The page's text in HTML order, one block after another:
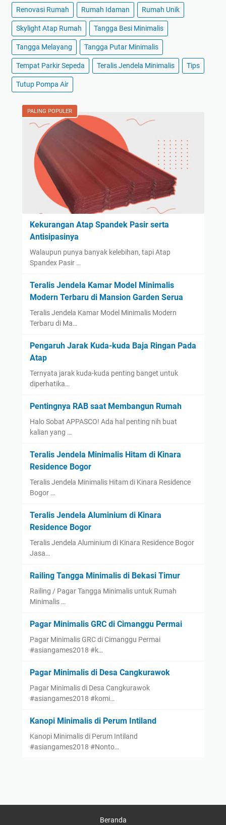
Renovasi Rumah Rumah Idaman Rumah Unik
Skylight Atap Rumah Tangga Besi Minimalis
Tangga Melayang Tangga Putar Minimalis
Tempat Parkir Sepeda Teralis Jendela Minimalis Tips
Tutup Pompa Air
PALING POPULER
Kekurangan Atap Spandek Pasir serta
Antisipasinya
Walaupun punya banyak kelebihan, tapi Atap
Spandex Pasir …
Teralis Jendela Kamar Model Minimalis
Modern Terbaru di Mansion Garden Serua
Teralis Jendela Kamar Model Minimalis Modern
Terbaru di Ma…
Pengaruh Jarak Kuda-kuda Baja Ringan Pada
Atap
Ternyata jarak kuda-kuda penting banget untuk
diperhatika…
Pentingnya RAB saat Membangun Rumah
Halo Sobat APPASCO! Ada hal penting nih buat
kalian yang …
Teralis Jendela Minimalis Hitam di Kinara
Residence Bogor
Teralis Jendela Minimalis Hitam di Kinara Residence
Bogor …
Teralis Jendela Aluminium di Kinara
Residence Bogor
Teralis Jendela Aluminium di Kinara Residence Bogor
Jasa…
Railing Tangga Minimalis di Bekasi Timur
Railing / Pagar Tangga Minimalis untuk Rumah
Minimalis …
Pagar Minimalis GRC di Cimanggu Permai
Pagar Minimalis GRC di Cimanggu Permai
#asiangames2018 #k…
Pagar Minimalis di Desa Cangkurawok
Pagar Minimalis di Desa Cangkurawok
#asiangames2018 #komi…
Kanopi Minimalis di Perum Intiland
Kanopi Minimalis di Perum Intiland
#asiangames2018 #Nonto…
Beranda